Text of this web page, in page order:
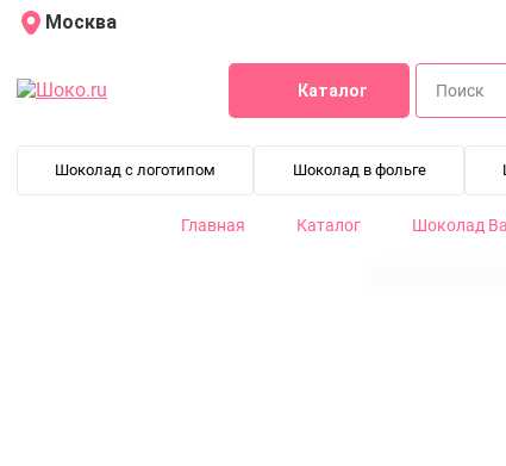
Москва
Каталог
Шоколад с логотипом Шоколад в фольге
Главная Каталог Шоколад